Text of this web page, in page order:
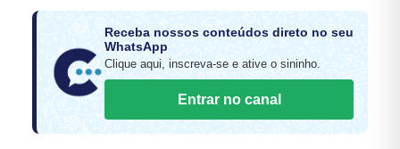
Receba nossos conteúdos direto no seu
WhatsApp
Clique aqui, inscreva-se e ative o sininho.
Entrar no canal